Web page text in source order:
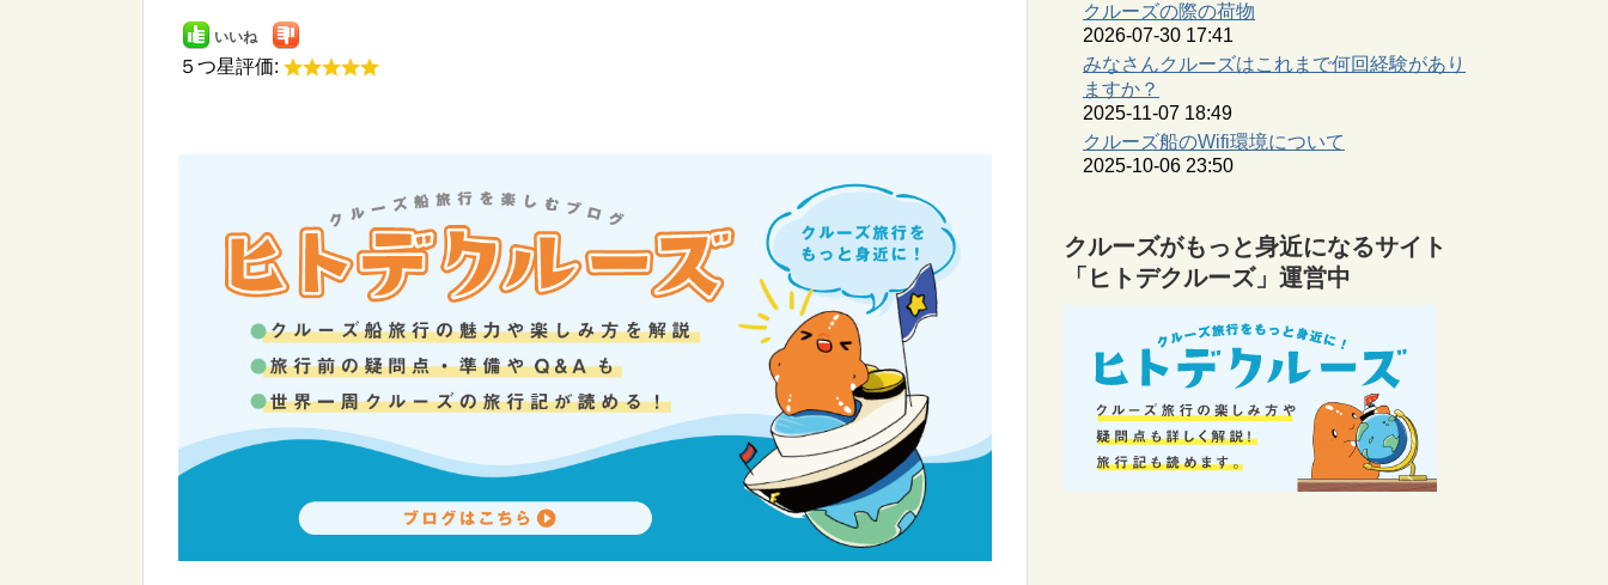
いいね
５つ星評価:
クルーズの際の荷物
2026-07-30 17:41
みなさんクルーズはこれまで何回経験があり
ますか？
2025-11-07 18:49
クルーズ船のWifi環境について
2025-10-06 23:50
クルーズがもっと身近になるサイト
「ヒトデクルーズ」運営中